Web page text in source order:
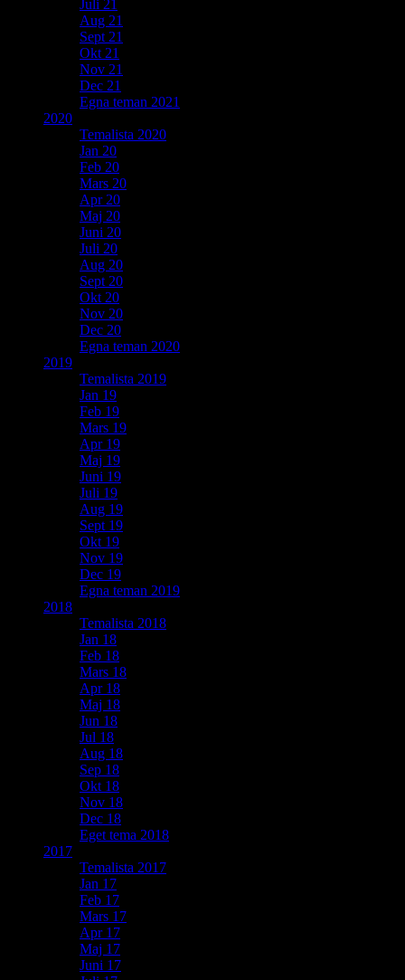
Juli 21
Aug 21
Sept 21
Okt 21
Nov 21
Dec 21
Egna teman 2021
2020
Temalista 2020
Jan 20
Feb 20
Mars 20
Apr 20
Maj 20
Juni 20
Juli 20
Aug 20
Sept 20
Okt 20
Nov 20
Dec 20
Egna teman 2020
2019
Temalista 2019
Jan 19
Feb 19
Mars 19
Apr 19
Maj 19
Juni 19
Juli 19
Aug 19
Sept 19
Okt 19
Nov 19
Dec 19
Egna teman 2019
2018
Temalista 2018
Jan 18
Feb 18
Mars 18
Apr 18
Maj 18
Jun 18
Jul 18
Aug 18
Sep 18
Okt 18
Nov 18
Dec 18
Eget tema 2018
2017
Temalista 2017
Jan 17
Feb 17
Mars 17
Apr 17
Maj 17
Juni 17